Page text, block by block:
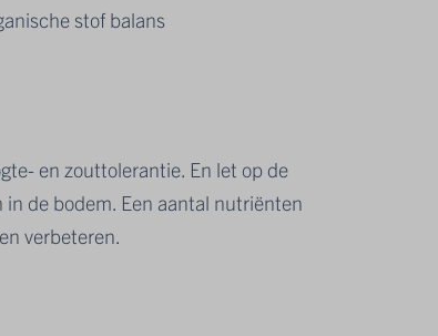
stof balans
en zouttolerantie. En let op de
de bodem. Een aantal nutriënten
verbeteren.